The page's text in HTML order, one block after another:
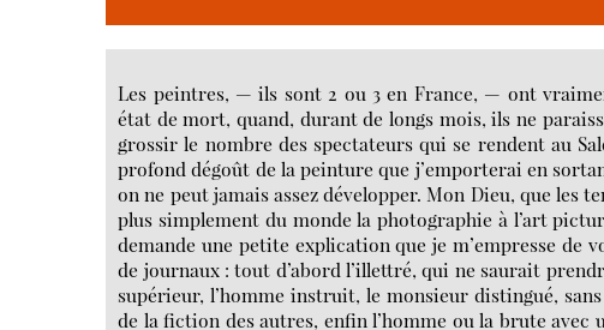
Les peintres, — ils sont 2 ou 3 en France, — ont
état de mort, quand, durant de longs mois, ils ne
grossir le nombre des spectateurs qui se rendent au
profond dégoût de la peinture que j’emporterai en
on ne peut jamais assez développer. Mon Dieu, que les
plus simplement du monde la photographie à l’art
demande une petite explication que je m’empresse de
de journaux : tout d’abord l’illettré, qui ne saurait
supérieur, l’homme instruit, le monsieur distingué,
de la fiction des autres, enfin l’homme ou la brute